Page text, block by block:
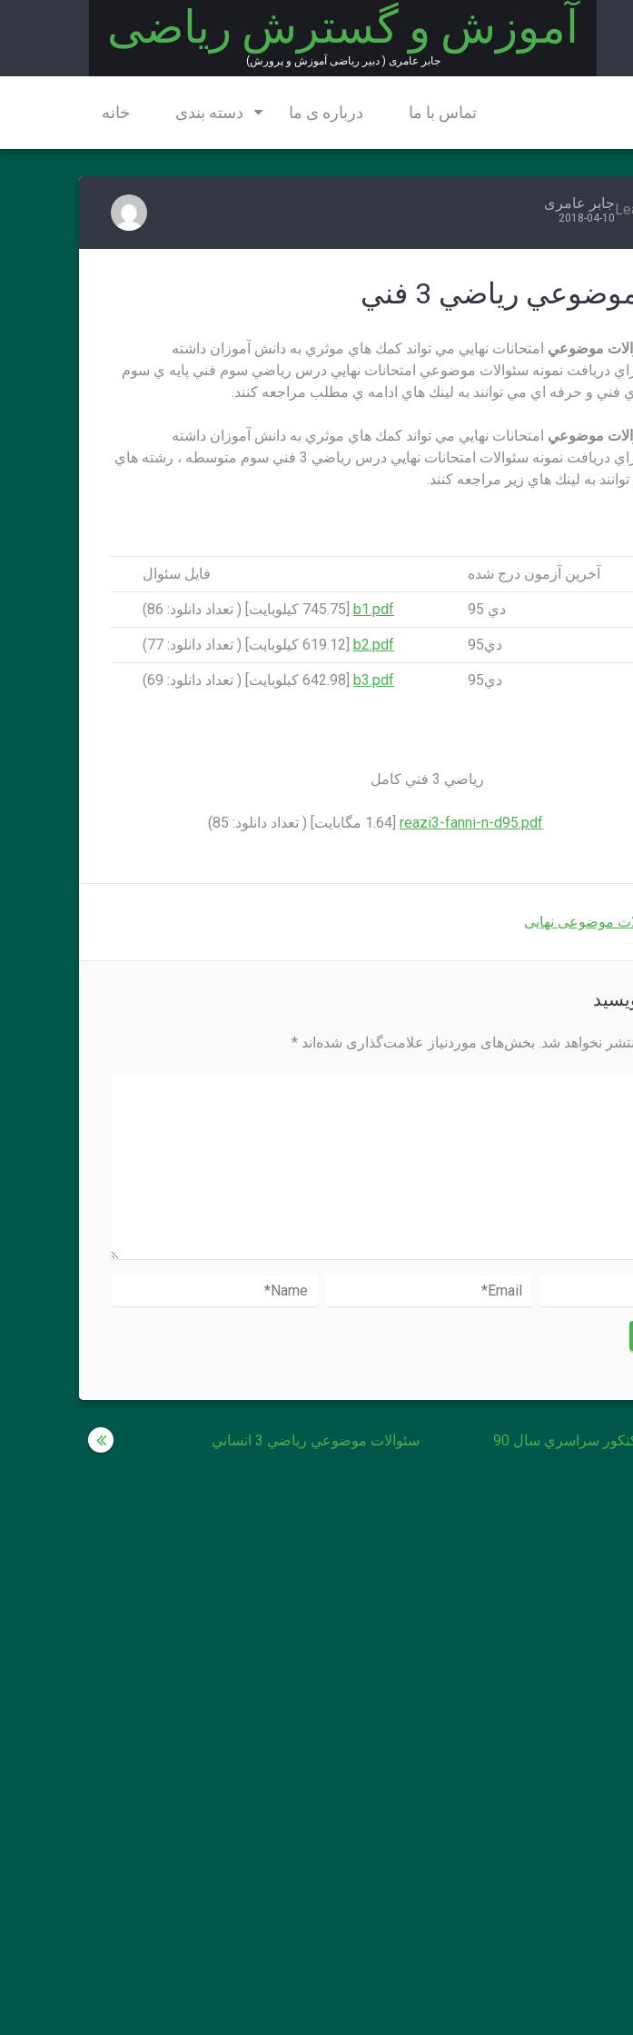
آموزش و گسترش ریاضی
جابر عامری ( دبیر ریاضی آموزش و پرورش)
خانه دسته بندی درباره ی ما تماس با ما
جابر عامری
2018-04-10
رياضي 3 فني
موضوعي امتحانات نهايي مي تواند كمك هاي موثري به دانش آموزان داشته
دريافت نمونه سئوالات موضوعي امتحانات نهايي درس رياضي سوم فني پايه ي سوم
و حرفه اي مي توانند به لينك هاي ادامه ي مطلب مراجعه كنند.
موضوعي امتحانات نهايي مي تواند كمك هاي موثري به دانش آموزان داشته
باشد.علاقه مندان براي دريافت نمونه سئوالات امتحانات نهايي درس رياضي 3 فني سوم متوسطه ، رشته هاي
به لينك هاي زير مراجعه كنند.
آخرين آزمون درج شده فايل سئوال
دي 95 b1.pdf
دي95 b2.pdf
دي95 b3.pdf
رياضي 3 فني كامل
reazi3-fanni-n-d95.pdf
موضوعی نهایی
نخواهد شد. بخش‌های موردنیاز علامت‌گذاری شده‌اند *
سئوالات موضوعي رياضي 3 انساني سراسري سال 90